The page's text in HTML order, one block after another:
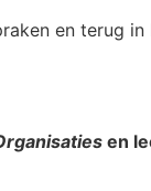
en terug
en